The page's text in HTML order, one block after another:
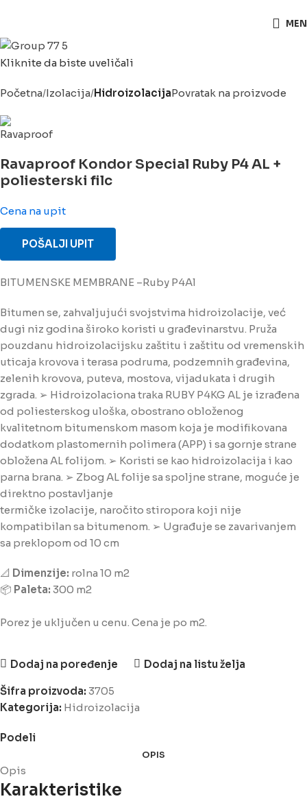
Kliknite da biste uveličali
Početna Izolacija HidroizolacijaPovratak na proizvode
Ravaproof Kondor Special Ruby P4 AL +
poliesterski filc
Cena na upit
POŠALJI UPIT
BITUMENSKE MEMBRANE –Ruby P4Al
Bitumen se, zahvaljujući svojstvima hidroizolacije, već
dugi niz godina široko koristi u građevinarstvu. Pruža
pouzdanu hidroizolacijsku zaštitu i zaštitu od vremenskih
uticaja krovova i terasa podruma, podzemnih građevina,
zelenih krovova, puteva, mostova, vijadukata i drugih
zgrada. ➢ Hidroizolaciona traka RUBY P4KG AL je izrađena
od poliesterskog uloška, obostrano obloženog
kvalitetnom bitumenskom masom koja je modifikovana
dodatkom plastomernih polimera (APP) i sa gornje strane
obložena AL folijom. ➢ Koristi se kao hidroizolacija i kao
parna brana. ➢ Zbog AL folije sa spoljne strane, moguće je
direktno postavljanje
termičke izolacije, naročito stiropora koji nije
kompatibilan sa bitumenom. ➢ Ugrađuje se zavarivanjem
sa preklopom od 10 cm
📐 Dimenzije: rolna 10 m2
📦 Paleta: 300 m2
Porez je uključen u cenu. Cena je po m2.
Dodaj na poređenje Dodaj na listu želja
Šifra proizvoda: 3705
Kategorija: Hidroizolacija
Podeli
OPIS
Opis
Karakteristike